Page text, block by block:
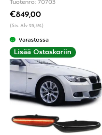
Tuotenro: 70703
€849,00
(Sis. Alv 25,5%)
Varastossa
Lisää Ostoskoriin